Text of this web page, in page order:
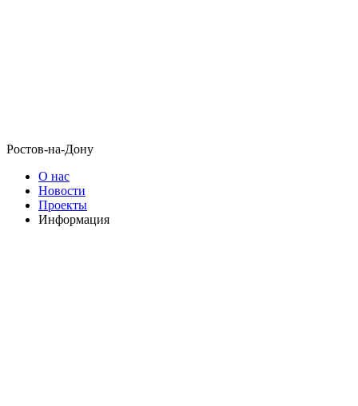
Ростов-на-Дону
О нас
Новости
Проекты
Информация